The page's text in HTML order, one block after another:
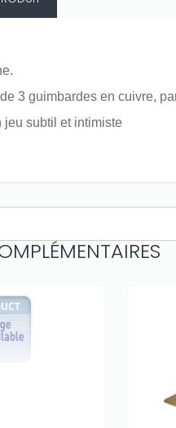
3 guimbardes en cuivre,
jeu subtil et intimiste